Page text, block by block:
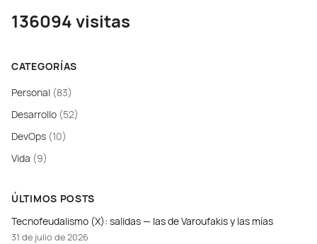
136094 visitas
CATEGORÍAS
Personal (83)
Desarrollo (52)
DevOps (10)
Vida (9)
ÚLTIMOS POSTS
Tecnofeudalismo (X): salidas — las de Varoufakis y las mías
31 de julio de 2026